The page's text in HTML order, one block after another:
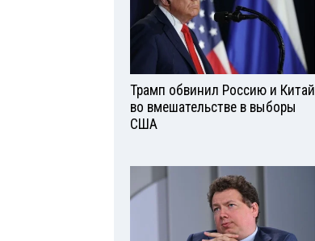
Трамп обвинил Россию и Китай
во вмешательстве в выборы
США